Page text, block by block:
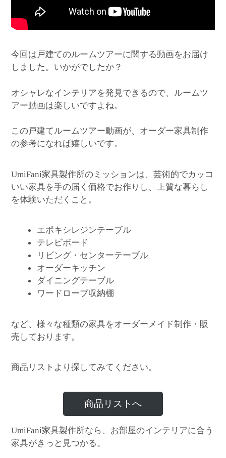
今回は戸建てのルームツアーに関する動画をお届け
しました。いかがでしたか？
オシャレなインテリアを発見できるので、ルームツ
アー動画は楽しいですよね。
この戸建てルームツアー動画が、オーダー家具制作
の参考になれば嬉しいです。
UmiFani家具製作所のミッションは、芸術的でカッコ
いい家具を手の届く価格でお作りし、上質な暮らし
を体験いただくこと。
エポキシレジンテーブル
テレビボード
リビング・センターテーブル
オーダーキッチン
ダイニングテーブル
ワードローブ収納棚
など、様々な種類の家具をオーダーメイド制作・販
売しております。
商品リストより探してみてください。
商品リストへ
UmiFani家具製作所なら、お部屋のインテリアに合う
家具がきっと見つかる。